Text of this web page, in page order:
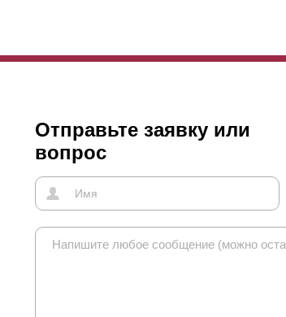
Отправьте заявку или
вопрос